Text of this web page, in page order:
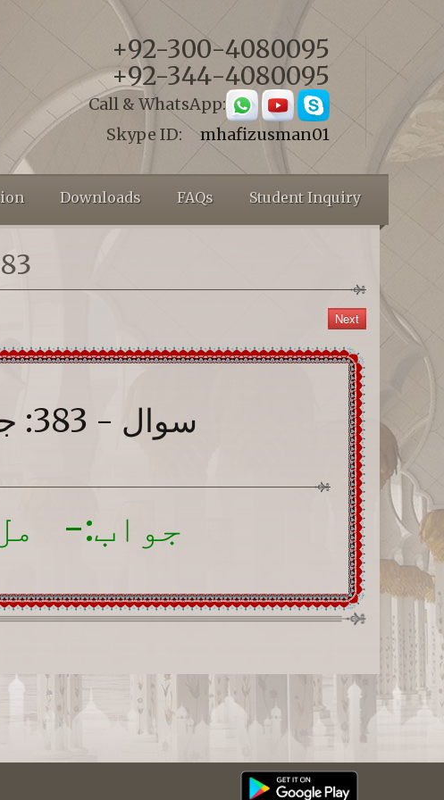
+92-300-4080095
+92-344-4080095
Call & WhatsApp:
Skype ID:mhafizusman01
Downloads FAQs Student Inquiry
سوال - 383: جماعت میں کس طرح کھڑا ہونا چاہیے؟
جواب:-